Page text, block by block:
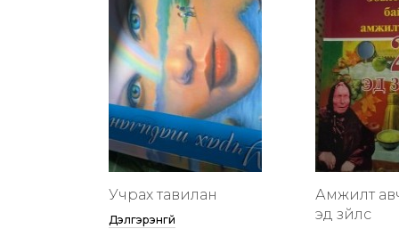
Учрах тавилан
Дэлгэрэнгүй
Амжилт
эд зүйлс